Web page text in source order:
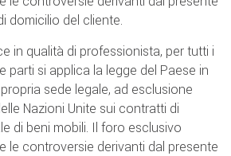
domicilio del cliente.
in qualità di professionista, per tutti i
parti si applica la legge del Paese in
sede legale, ad esclusione
Nazioni Unite sui contratti di
di beni mobili. Il foro esclusivo
le controversie derivanti dal presente